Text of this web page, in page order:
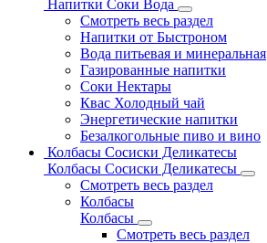
Напитки Соки Вода
Смотреть весь раздел
Напитки от Быстроном
Вода питьевая и минеральная
Газированные напитки
Соки Нектары
Квас Холодный чай
Энергетические напитки
Безалкогольные пиво и вино
Колбасы Сосиски Деликатесы
Колбасы Сосиски Деликатесы
Смотреть весь раздел
Колбасы
Колбасы
Смотреть весь раздел